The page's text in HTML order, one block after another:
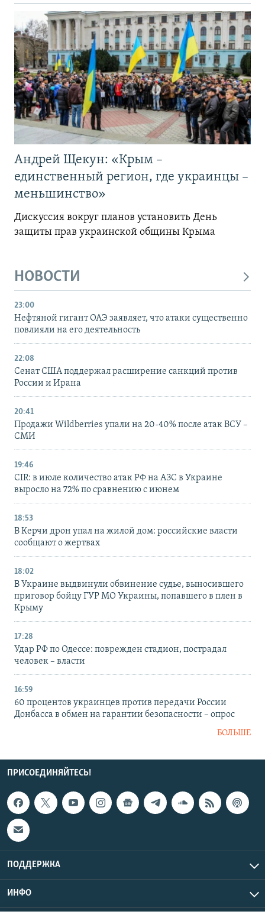
Андрей Щекун: «Крым –
единственный регион, где украинцы –
меньшинство»
Дискуссия вокруг планов установить День
защиты прав украинской общины Крыма
НОВОСТИ
23:00
Нефтяной гигант ОАЭ заявляет, что атаки существенно
повлияли на его деятельность
22:08
Сенат США поддержал расширение санкций против
России и Ирана
20:41
Продажи Wildberries упали на 20-40% после атак ВСУ –
СМИ
19:46
CIR: в июле количество атак РФ на АЗС в Украине
выросло на 72% по сравнению с июнем
18:53
В Керчи дрон упал на жилой дом: российские власти
сообщают о жертвах
18:02
В Украине выдвинули обвинение судье, выносившего
приговор бойцу ГУР МО Украины, попавшего в плен в
Крыму
17:28
Удар РФ по Одессе: поврежден стадион, пострадал
человек – власти
16:59
60 процентов украинцев против передачи России
Донбасса в обмен на гарантии безопасности – опрос
БОЛЬШЕ
ПРИСОЕДИНЯЙТЕСЬ!
ПОДДЕРЖКА
ИНФО